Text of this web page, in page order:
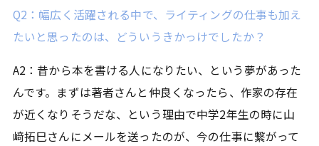
Q2：幅広く活躍される中で、ライティングの仕事も加え
たいと思ったのは、どういうきかっけでしたか？
A2：昔から本を書ける人になりたい、という夢があった
んです。まずは著者さんと仲良くなったら、作家の存在
が近くなりそうだな、という理由で中学2年生の時に山
﨑拓巳さんにメールを送ったのが、今の仕事に繋がって